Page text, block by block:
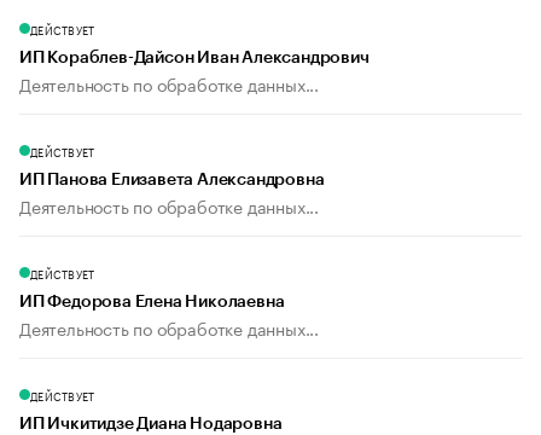
ДЕЙСТВУЕТ
ИП Кораблев-Дайсон Иван Александрович
Деятельность по обработке данных...
ДЕЙСТВУЕТ
ИП Панова Елизавета Александровна
Деятельность по обработке данных...
ДЕЙСТВУЕТ
ИП Федорова Елена Николаевна
Деятельность по обработке данных...
ДЕЙСТВУЕТ
ИП Ичкитидзе Диана Нодаровна